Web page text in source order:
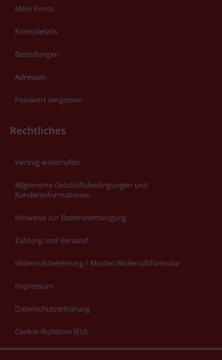
Mein Konto
Kontodetails
Bestellungen
Adressen
Passwort vergessen
Rechtliches
Vertrag widerrufen
Allgemeine Geschäftsbedingungen und
Kundeninformationen
Hinweise zur Batterieentsorgung
Zahlung und Versand
Widerrufsbelehrung / Muster-Widerrufsformular
Impressum
Datenschutzerklärung
Cookie-Richtlinie (EU)